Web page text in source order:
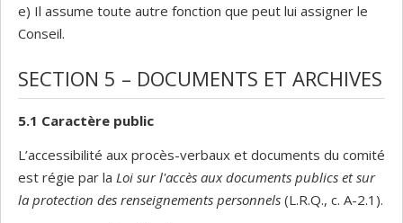
e) Il assume toute autre fonction que peut lui assigner le
Conseil.
SECTION 5 – DOCUMENTS ET ARCHIVES
5.1 Caractère public
L’accessibilité aux procès-verbaux et documents du comité
est régie par la Loi sur l'accès aux documents publics et sur
la protection des renseignements personnels (L.R.Q., c. A-2.1).